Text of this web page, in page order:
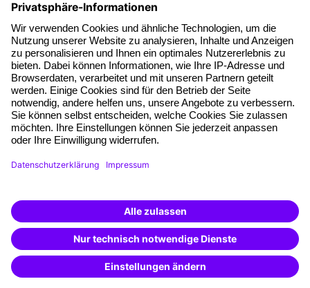
Führung im KI-Zeitalter: Wie Human-AI-Leadership Teams
stark macht
Operatives Personalmanagement: Aufgaben, Prozesse
und Grundlagen im Überblick
KI Texte menschlicher machen und unverwechselbar
bleiben
KI-Projekte zum Erfolg bringen
Datenschutz
Cookie-Einstellungen
InstagramYouTube
TikTok